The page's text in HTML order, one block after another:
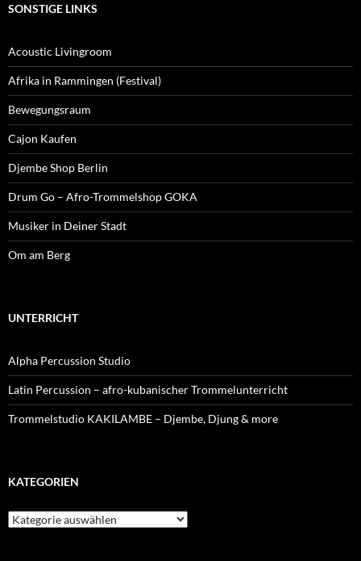
SONSTIGE LINKS
Acoustic Livingroom
Afrika in Rammingen (Festival)
Bewegungsraum
Cajon Kaufen
Djembe Shop Berlin
Drum Go – Afro-Trommelshop GOKA
Musiker in Deiner Stadt
Om am Berg
UNTERRICHT
Alpha Percussion Studio
Latin Percussion – afro-kubanischer Trommelunterricht
Trommelstudio KAKILAMBE – Djembe, Djung & more
KATEGORIEN
Kategorien